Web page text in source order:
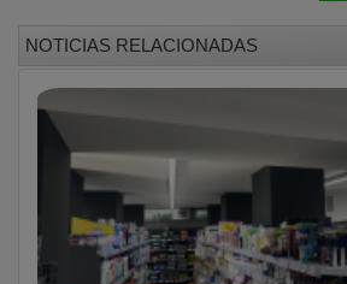
Desarticulada una red de
con criptomonedas que
euros a más de 120 inversores